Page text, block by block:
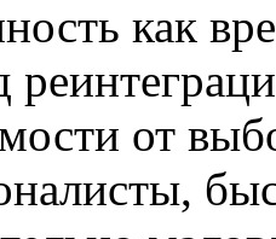
как
от